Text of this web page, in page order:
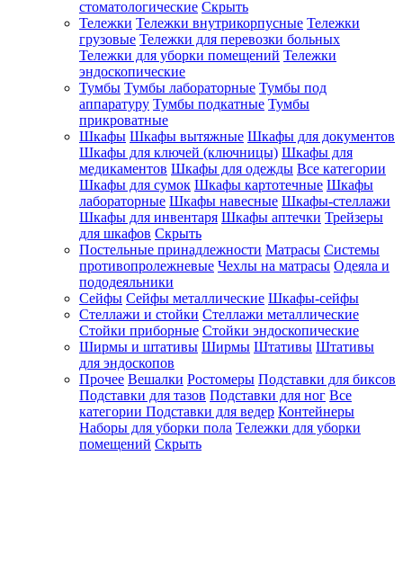
стоматологические Скрыть
Тележки Тележки внутрикорпусные Тележки
грузовые Тележки для перевозки больных
Тележки для уборки помещений Тележки
эндоскопические
Тумбы Тумбы лабораторные Тумбы под
аппаратуру Тумбы подкатные Тумбы
прикроватные
Шкафы Шкафы вытяжные Шкафы для документов
Шкафы для ключей (ключницы) Шкафы для
медикаментов Шкафы для одежды Все категории
Шкафы для сумок Шкафы картотечные Шкафы
лабораторные Шкафы навесные Шкафы-стеллажи
Шкафы для инвентаря Шкафы аптечки Трейзеры
для шкафов Скрыть
Постельные принадлежности Матрасы Системы
противопролежневые Чехлы на матрасы Одеяла и
пододеяльники
Сейфы Сейфы металлические Шкафы-сейфы
Стеллажи и стойки Стеллажи металлические
Стойки приборные Стойки эндоскопические
Ширмы и штативы Ширмы Штативы Штативы
для эндоскопов
Прочее Вешалки Ростомеры Подставки для биксов
Подставки для тазов Подставки для ног Все
категории Подставки для ведер Контейнеры
Наборы для уборки пола Тележки для уборки
помещений Скрыть